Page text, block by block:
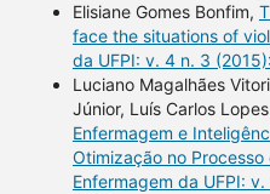
Elisiane Gomes Bonfim,
face the situations of
da UFPI: v. 4 n. 3
Luciano Magalhães
Júnior, Luís Carlos
Enfermagem e
Otimização no Processo
Enfermagem da UFPI: